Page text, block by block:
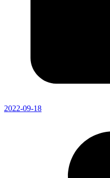
2022-09-18